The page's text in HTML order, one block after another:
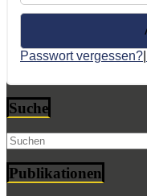
Passwort vergessen?
Suche
Publikationen